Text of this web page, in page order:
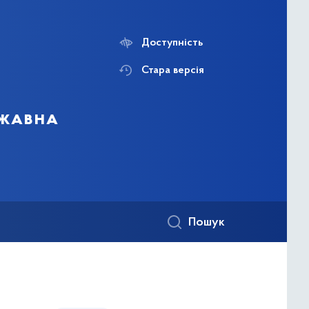
Доступність
Стара версія
Пошук